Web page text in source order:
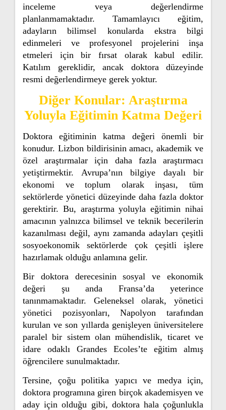
inceleme veya değerlendirme
planlanmamaktadır. Tamamlayıcı eğitim,
adayların bilimsel konularda ekstra bilgi
edinmeleri ve profesyonel projelerini inşa
etmeleri için bir fırsat olarak kabul edilir.
Katılım gereklidir, ancak doktora düzeyinde
resmi değerlendirmeye gerek yoktur.
Diğer Konular: Araştırma
Yoluyla Eğitimin Katma Değeri
Doktora eğitiminin katma değeri önemli bir
konudur. Lizbon bildirisinin amacı, akademik ve
özel araştırmalar için daha fazla araştırmacı
yetiştirmektir. Avrupa’nın bilgiye dayalı bir
ekonomi ve toplum olarak inşası, tüm
sektörlerde yönetici düzeyinde daha fazla doktor
gerektirir. Bu, araştırma yoluyla eğitimin nihai
amacının yalnızca bilimsel ve teknik becerilerin
kazanılması değil, aynı zamanda adayları çeşitli
sosyoekonomik sektörlerde çok çeşitli işlere
hazırlamak olduğu anlamına gelir.
Bir doktora derecesinin sosyal ve ekonomik
değeri şu anda Fransa’da yeterince
tanınmamaktadır. Geleneksel olarak, yönetici
yönetici pozisyonları, Napolyon tarafından
kurulan ve son yıllarda genişleyen üniversitelere
paralel bir sistem olan mühendislik, ticaret ve
idare odaklı Grandes Ecoles’te eğitim almış
öğrencilere sunulmaktadır.
Tersine, çoğu politika yapıcı ve medya için,
doktora programına giren birçok akademisyen ve
aday için olduğu gibi, doktora hala çoğunlukla